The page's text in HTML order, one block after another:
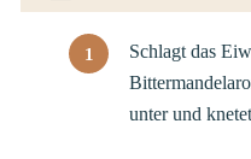
Schlagt das
unter und